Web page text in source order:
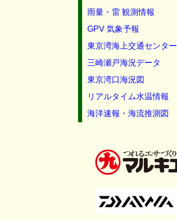
雨量・雷 観測情報
GPV 気象予報
東京湾海上交通センター
三崎瀬戸海況データ
東京湾口海況図
リアルタイム水温情報
海洋速報・海流推測図